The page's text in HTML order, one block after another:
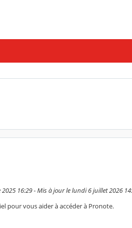
2025 16:29 - Mis à jour le lundi 6 juillet 2026
pour vous aider à accéder à Pronote.